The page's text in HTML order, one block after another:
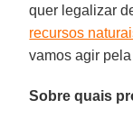
quer legalizar
recursos
vamos agir
Sobre quais